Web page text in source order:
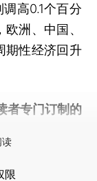
高0.1个百分
洲、中国、
期性经济回升
者专门订制的
读
限